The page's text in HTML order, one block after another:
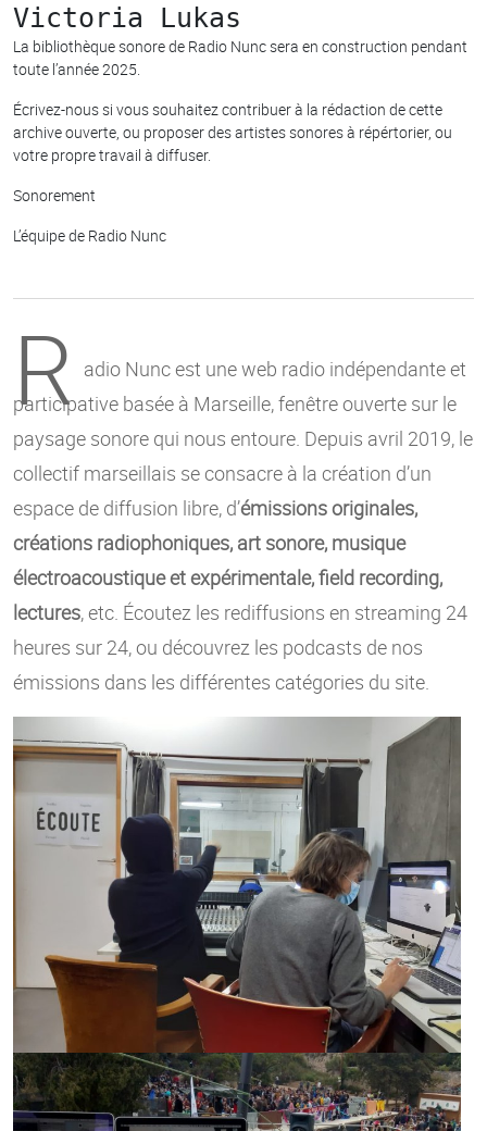
Victoria Lukas
La bibliothèque sonore de Radio Nunc sera en construction pendant
toute l’année 2025.
Écrivez-nous si vous souhaitez contribuer à la rédaction de cette
archive ouverte, ou proposer des artistes sonores à répértorier, ou
votre propre travail à diffuser.
Sonorement
L’équipe de Radio Nunc
R adio Nunc est une web radio indépendante et
participative basée à Marseille, fenêtre ouverte sur le
paysage sonore qui nous entoure. Depuis avril 2019, le
collectif marseillais se consacre à la création d’un
espace de diffusion libre, d’émissions originales,
créations radiophoniques, art sonore, musique
électroacoustique et expérimentale, field recording,
lectures, etc. Écoutez les rediffusions en streaming 24
heures sur 24, ou découvrez les podcasts de nos
émissions dans les différentes catégories du site.